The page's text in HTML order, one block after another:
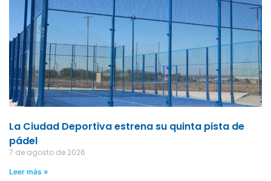
La Ciudad Deportiva estrena su quinta pista de
pádel
7 de agosto de 2026
Leer más »